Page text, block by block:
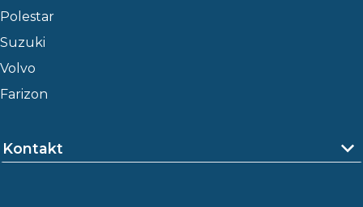
Polestar
Suzuki
Volvo
Farizon
Kontakt